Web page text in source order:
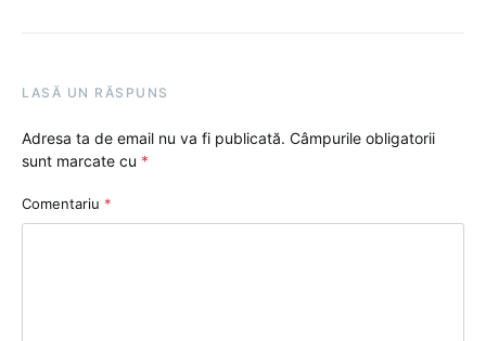
LASĂ UN RĂSPUNS
Adresa ta de email nu va fi publicată. Câmpurile obligatorii
sunt marcate cu *
Comentariu *